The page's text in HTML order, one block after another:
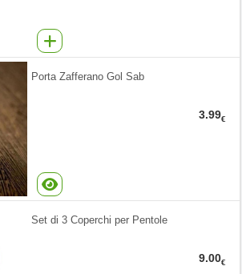
Porta Zafferano Gol Sab
3.99€
Set di 3 Coperchi per Pentole
9.00€